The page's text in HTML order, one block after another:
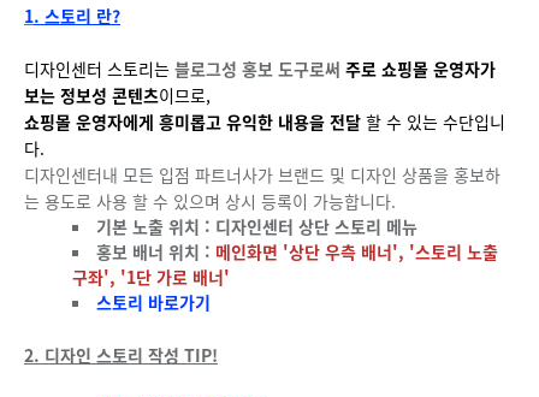
1. 스토리 란?
디자인센터 스토리는 블로그성 홍보 도구로써 주로 쇼핑몰 운영자가
보는 정보성 콘텐츠이므로,
쇼핑몰 운영자에게 흥미롭고 유익한 내용을 전달 할 수 있는 수단입니
다.
디자인센터내 모든 입점 파트너사가 브랜드 및 디자인 상품을 홍보하
는 용도로 사용 할 수 있으며 상시 등록이 가능합니다.
기본 노출 위치 : 디자인센터 상단 스토리 메뉴
홍보 배너 위치 : 메인화면 '상단 우측 배너', '스토리 노출
구좌', '1단 가로 배너'
스토리 바로가기
2. 디자인 스토리 작성 TIP!